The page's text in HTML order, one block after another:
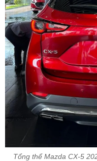
Tổng thể Mazda CX-5